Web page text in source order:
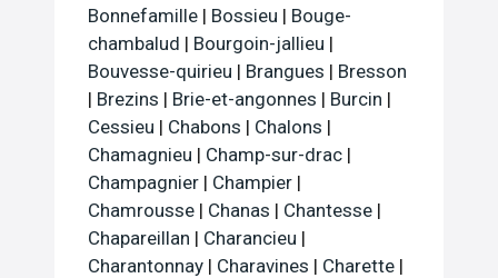
Bonnefamille | Bossieu | Bouge-
chambalud | Bourgoin-jallieu |
Bouvesse-quirieu | Brangues | Bresson
| Brezins | Brie-et-angonnes | Burcin |
Cessieu | Chabons | Chalons |
Chamagnieu | Champ-sur-drac |
Champagnier | Champier |
Chamrousse | Chanas | Chantesse |
Chapareillan | Charancieu |
Charantonnay | Charavines | Charette |